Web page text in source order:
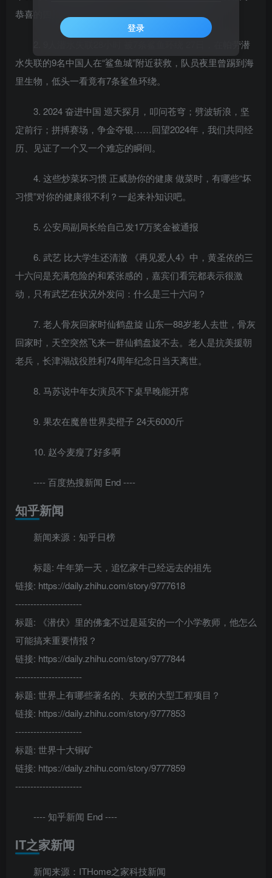
恭喜的四川网友感觉“天塌”了：痛失航母命名机会。
2. 9人潜水失联28小时 被7条鲨鱼环绕 27日，在帕劳潜
水失联的9名中国人在“鲨鱼城”附近获救，队员夜里曾踢到海
里生物，低头一看竟有7条鲨鱼环绕。
3. 2024 奋进中国 巡天探月，叩问苍穹；劈波斩浪，坚
定前行；拼搏赛场，争金夺银……回望2024年，我们共同经
历、见证了一个又一个难忘的瞬间。
4. 这些炒菜坏习惯 正威胁你的健康 做菜时，有哪些“坏
习惯”对你的健康很不利？一起来补知识吧。
5. 公安局副局长给自己发17万奖金被通报
6. 武艺 比大学生还清澈 《再见爱人4》中，黄圣依的三
十六问是充满危险的和紧张感的，嘉宾们看完都表示很激
动，只有武艺在状况外发问：什么是三十六问？
7. 老人骨灰回家时仙鹤盘旋 山东一88岁老人去世，骨灰
回家时，天空突然飞来一群仙鹤盘旋不去。老人是抗美援朝
老兵，长津湖战役胜利74周年纪念日当天离世。
8. 马苏说中年女演员不下桌早晚能开席
9. 果农在魔兽世界卖橙子 24天6000斤
10. 赵今麦瘦了好多啊
---- 百度热搜新闻 End ----
知乎新闻
新闻来源：知乎日榜
标题: 牛年第一天，追忆家牛已经远去的祖先
链接: https://daily.zhihu.com/story/9777618
----------------------
标题: 《潜伏》里的佛龛不过是延安的一个小学教师，他怎么
可能搞来重要情报？
链接: https://daily.zhihu.com/story/9777844
----------------------
标题: 世界上有哪些著名的、失败的大型工程项目？
链接: https://daily.zhihu.com/story/9777853
----------------------
标题: 世界十大铜矿
链接: https://daily.zhihu.com/story/9777859
----------------------
---- 知乎新闻 End ----
IT之家新闻
新闻来源：ITHome之家科技新闻
登录